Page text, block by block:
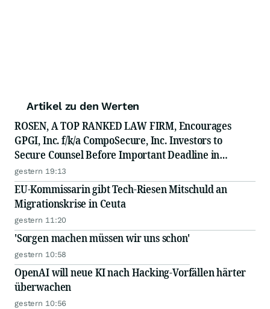
Artikel zu den Werten
ROSEN, A TOP RANKED LAW FIRM, Encourages
GPGI, Inc. f/k/a CompoSecure, Inc. Investors to
Secure Counsel Before Important Deadline in
Securities Class Action - GPGI, CMPO
gestern 19:13
EU-Kommissarin gibt Tech-Riesen Mitschuld an
Migrationskrise in Ceuta
gestern 11:20
'Sorgen machen müssen wir uns schon'
gestern 10:58
OpenAI will neue KI nach Hacking-Vorfällen härter
überwachen
gestern 10:56